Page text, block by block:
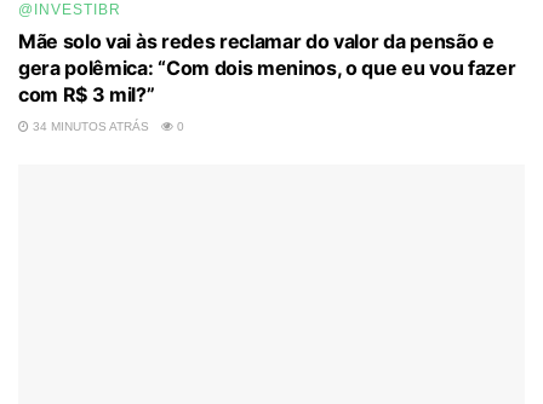
@INVESTIBR
Mãe solo vai às redes reclamar do valor da pensão e
gera polêmica: “Com dois meninos, o que eu vou fazer
com R$ 3 mil?”
34 MINUTOS ATRÁS 0